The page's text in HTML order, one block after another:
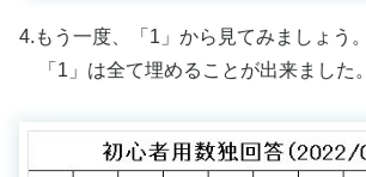
4.もう一度、「1」から見てみましょう。
「1」は全て埋めることが出来ました。